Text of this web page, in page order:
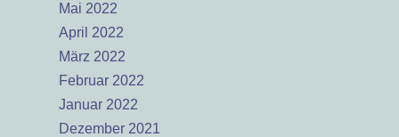
Mai 2022
April 2022
März 2022
Februar 2022
Januar 2022
Dezember 2021